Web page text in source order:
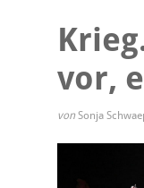
vor,
von Sonja